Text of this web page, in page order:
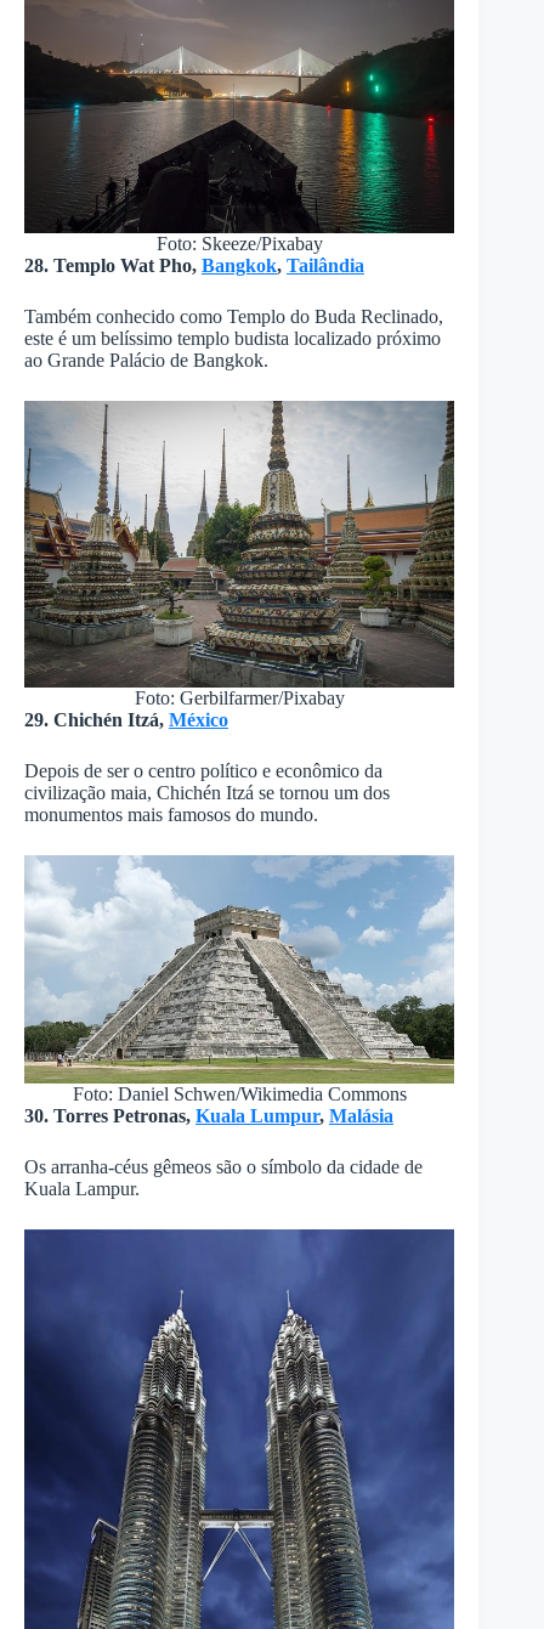
Foto: Skeeze/Pixabay
28. Templo Wat Pho, Bangkok, Tailândia
Também conhecido como Templo do Buda Reclinado,
este é um belíssimo templo budista localizado próximo
ao Grande Palácio de Bangkok.
Foto: Gerbilfarmer/Pixabay
29. Chichén Itzá, México
Depois de ser o centro político e econômico da
civilização maia, Chichén Itzá se tornou um dos
monumentos mais famosos do mundo.
Foto: Daniel Schwen/Wikimedia Commons
30. Torres Petronas, Kuala Lumpur, Malásia
Os arranha-céus gêmeos são o símbolo da cidade de
Kuala Lampur.